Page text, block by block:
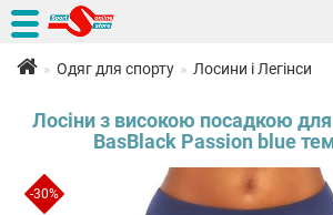
Одяг для спорту Лосини і Легінси
Лосіни з високою посадкою для
BasBlack Passion blue
-30%